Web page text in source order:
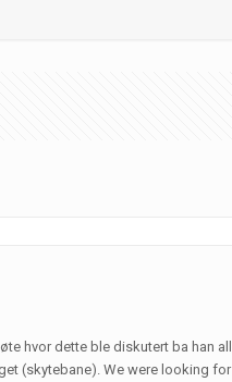
hvor dette ble diskutert ba han
(skytebane). We were looking